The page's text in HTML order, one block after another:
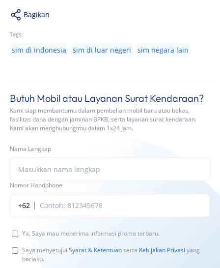
Bagikan
Tags:
sim di indonesia sim di luar negeri sim negara lain
Butuh Mobil atau Layanan Surat Kendaraan?
Kami siap membantumu dalam pembelian mobil baru atau bekas,
fasilitas dana dengan jaminan BPKB, serta layanan surat kendaraan.
Kami akan menghubungimu dalam 1x24 jam.
Nama Lengkap
Nomor Handphone
+62
Ya, Saya mau menerima informasi promo terbaru.
Saya menyetujui Syarat & Ketentuanserta Kebijakan Privasi yang
berlaku.